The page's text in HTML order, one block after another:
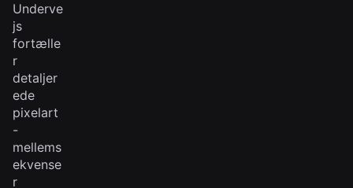
Underve
js
fortælle
r
detaljer
ede
pixelart
-
mellems
ekvense
r